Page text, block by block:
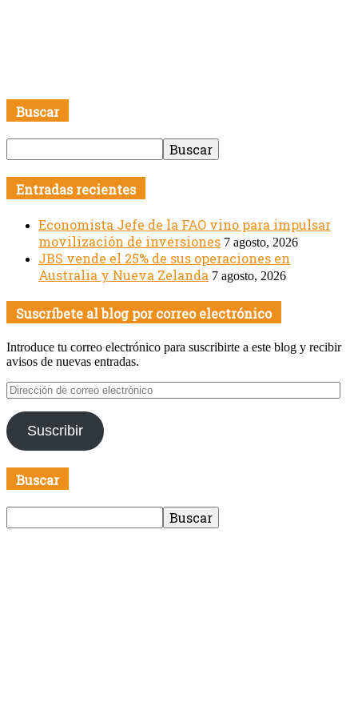
Buscar
Entradas recientes
Economista Jefe de la FAO vino para impulsar
movilización de inversiones 7 agosto, 2026
JBS vende el 25% de sus operaciones en
Australia y Nueva Zelanda 7 agosto, 2026
Suscríbete al blog por correo electrónico
Introduce tu correo electrónico para suscribirte a este blog y recibir
avisos de nuevas entradas.
Dirección
de
correo
electrónico
Suscribir
Buscar